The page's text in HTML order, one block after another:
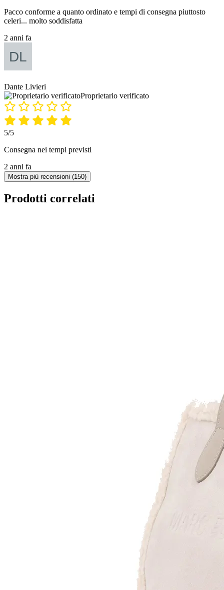
Pacco conforme a quanto ordinato e tempi di consegna piuttosto
celeri... molto soddisfatta
2 anni fa
Dante Livieri
Proprietario verificato
5/5
Consegna nei tempi previsti
2 anni fa
Mostra più recensioni (150)
Prodotti correlati